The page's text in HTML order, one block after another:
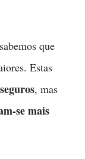
que
Estas
, mas
se mais